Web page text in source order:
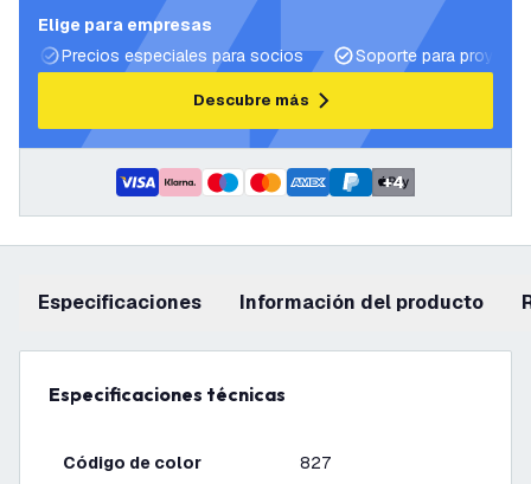
Elige para empresas
Precios especiales para socios
Soporte para
Descubre más
+4
Especificaciones información del producto
Especificaciones técnicas
Código de color 827